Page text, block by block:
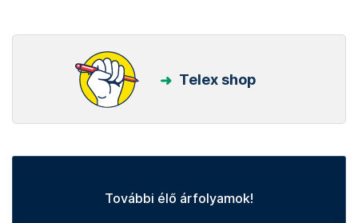
Telex shop
További élő árfolyamok!